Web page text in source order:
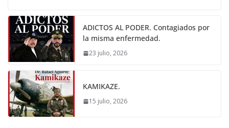
ADICTOS AL PODER. Contagiados por
la misma enfermedad.
23 julio, 2026
KAMIKAZE.
15 julio, 2026